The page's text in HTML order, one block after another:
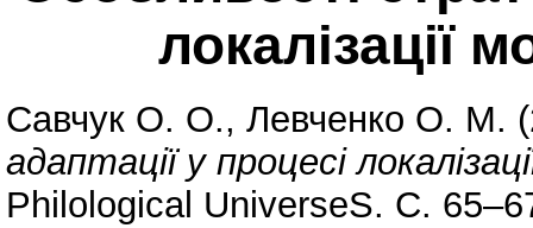
локалізації
Савчук О. О., Левченко О. М.
адаптації у процесі
Philological UniverseS. С.